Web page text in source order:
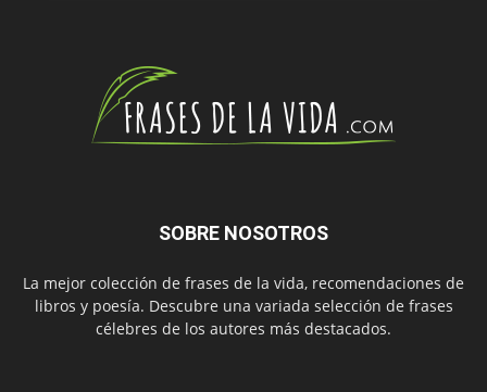
SOBRE NOSOTROS
La mejor colección de frases de la vida, recomendaciones de
libros y poesía. Descubre una variada selección de frases
célebres de los autores más destacados.